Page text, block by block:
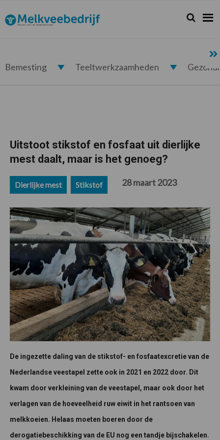
de
hoofdnavigatie
de
hoofd
de
eerste
de
voettekst
Melkveebedrijf.nl Zoeken...
Zoek
Bemesting Teeltwerkzaamheden
Uitstoot stikstof en fosfaat uit dierlijke
mest daalt, maar is het genoeg?
Dierlijke mest Stikstof 28 maart 2023
De ingezette daling van de stikstof- en fosfaatexcretie van de
Nederlandse veestapel zette ook in 2021 en 2022 door. Dit
kwam door verkleining van de veestapel, maar ook door het
verlagen van de hoeveelheid ruw eiwit in het rantsoen van
melkkoeien. Helaas moeten boeren door de
derogatiebeschikking van de EU nog een tandje bijschakelen.